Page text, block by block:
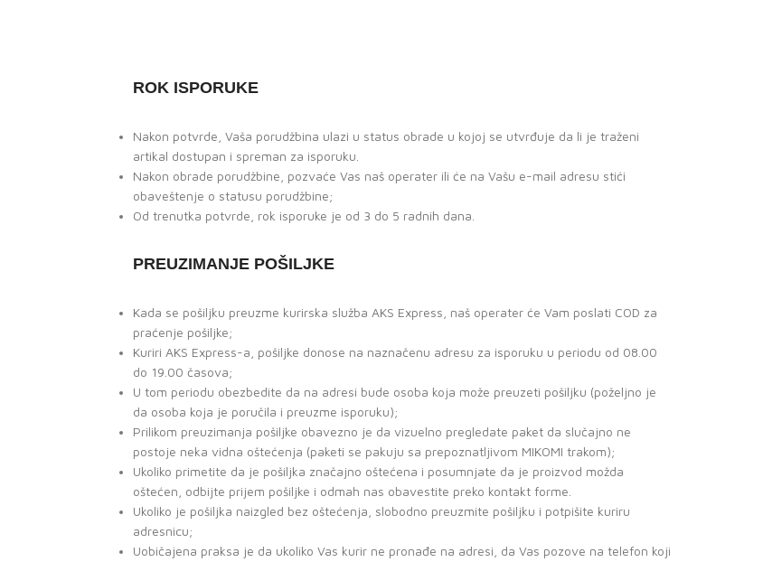
ROK ISPORUKE
Nakon potvrde, Vaša porudžbina ulazi u status obrade u kojoj se utvrđuje da li je traženi
artikal dostupan i spreman za isporuku.
Nakon obrade porudžbine, pozvaće Vas naš operater ili će na Vašu e-mail adresu stići
obaveštenje o statusu porudžbine;
Od trenutka potvrde, rok isporuke je od 3 do 5 radnih dana.
PREUZIMANJE POŠILJKE
Kada se pošiljku preuzme kurirska služba AKS Express, naš operater će Vam poslati COD za
praćenje pošiljke;
Kuriri AKS Express-a, pošiljke donose na naznačenu adresu za isporuku u periodu od 08.00
do 19.00 časova;
U tom periodu obezbedite da na adresi bude osoba koja može preuzeti pošiljku (poželjno je
da osoba koja je poručila i preuzme isporuku);
Prilikom preuzimanja pošiljke obavezno je da vizuelno pregledate paket da slučajno ne
postoje neka vidna oštećenja (paketi se pakuju sa prepoznatljivom MIKOMI trakom);
Ukoliko primetite da je pošiljka značajno oštećena i posumnjate da je proizvod možda
oštećen, odbijte prijem pošiljke i odmah nas obavestite preko kontakt forme.
Ukoliko je pošiljka naizgled bez oštećenja, slobodno preuzmite pošiljku i potpišite kuriru
adresnicu;
Uobičajena praksa je da ukoliko Vas kurir ne pronađe na adresi, da Vas pozove na telefon koji